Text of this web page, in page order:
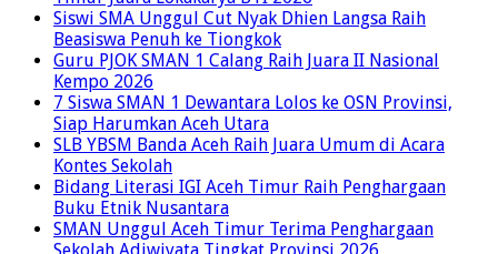
Siswi SMA Unggul Cut Nyak Dhien Langsa Raih
Beasiswa Penuh ke Tiongkok
Guru PJOK SMAN 1 Calang Raih Juara II Nasional
Kempo 2026
7 Siswa SMAN 1 Dewantara Lolos ke OSN Provinsi,
Siap Harumkan Aceh Utara
SLB YBSM Banda Aceh Raih Juara Umum di Acara
Kontes Sekolah
Bidang Literasi IGI Aceh Timur Raih Penghargaan
Buku Etnik Nusantara
SMAN Unggul Aceh Timur Terima Penghargaan
Sekolah Adiwiyata Tingkat Provinsi 2026